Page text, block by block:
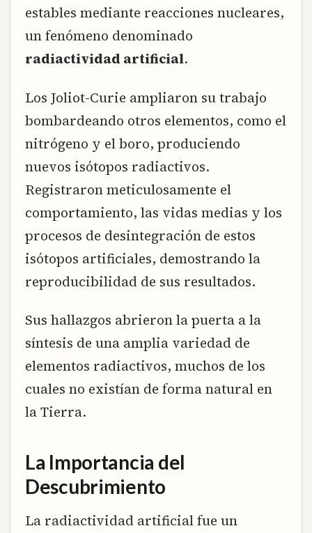
estables mediante reacciones nucleares,
un fenómeno denominado
radiactividad artificial.
Los Joliot-Curie ampliaron su trabajo
bombardeando otros elementos, como el
nitrógeno y el boro, produciendo
nuevos isótopos radiactivos.
Registraron meticulosamente el
comportamiento, las vidas medias y los
procesos de desintegración de estos
isótopos artificiales, demostrando la
reproducibilidad de sus resultados.
Sus hallazgos abrieron la puerta a la
síntesis de una amplia variedad de
elementos radiactivos, muchos de los
cuales no existían de forma natural en
la Tierra.
La Importancia del
Descubrimiento
La radiactividad artificial fue un